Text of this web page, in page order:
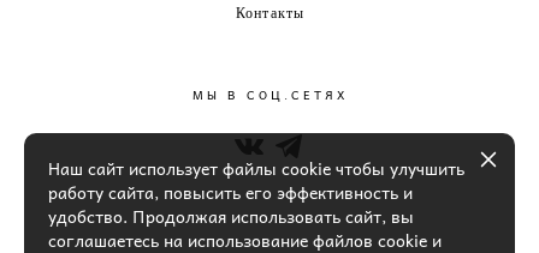
Контакты
МЫ В СОЦ.СЕТЯХ
Наш сайт использует файлы cookie чтобы улучшить
работу сайта, повысить его эффективность и
удобство. Продолжая использовать сайт, вы
соглашаетесь на использование файлов cookie и